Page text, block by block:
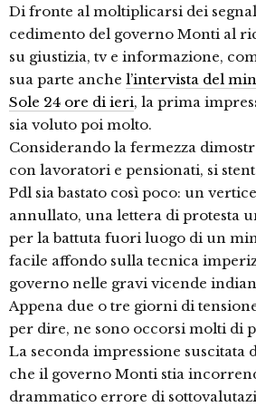
Di fronte al moltiplicarsi dei
cedimento del governo Monti al
su giustizia, tv e informazione,
sua parte anche l’intervista del
Sole 24 ore di ieri, la prima
sia voluto poi molto.
Considerando la fermezza
con lavoratori e pensionati, si
Pdl sia bastato così poco: un
annullato, una lettera di protesta
per la battuta fuori luogo di un
facile affondo sulla tecnica
governo nelle gravi vicende
Appena due o tre giorni di
per dire, ne sono occorsi molti di
La seconda impressione suscitata
che il governo Monti stia
drammatico errore di